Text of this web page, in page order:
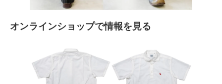
オンラインショップで情報を見る